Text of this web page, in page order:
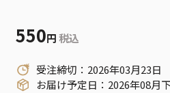
550円 税込
受注締切：2026年03月23日
お届け予定日：2026年08月